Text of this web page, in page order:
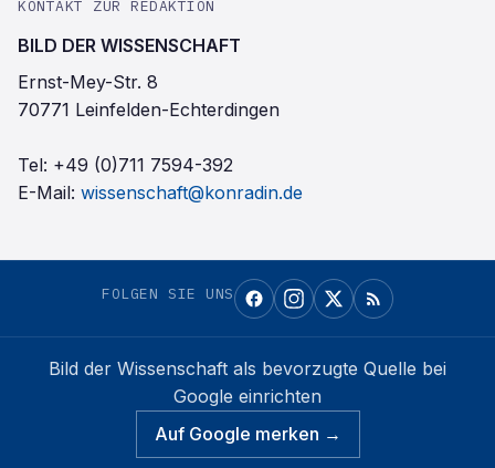
KONTAKT ZUR REDAKTION
BILD DER WISSENSCHAFT
Ernst-Mey-Str. 8
70771 Leinfelden-Echterdingen
Tel: +49 (0)711 7594-392
E-Mail: wissenschaft@konradin.de
FOLGEN SIE UNS
Bild der Wissenschaft als bevorzugte Quelle bei
Google einrichten
Auf Google merken →